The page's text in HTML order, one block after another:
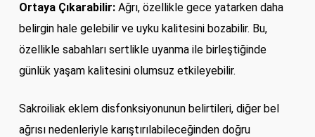
Ortaya Çıkarabilir:Ağrı, özellikle gece yatarken daha
belirgin hale gelebilir ve uyku kalitesini bozabilir. Bu,
özellikle sabahları sertlikle uyanma ile birleştiğinde
günlük yaşam kalitesini olumsuz etkileyebilir.
Sakroiliak eklem disfonksiyonunun belirtileri, diğer bel
ağrısı nedenleriyle karıştırılabileceğinden doğru